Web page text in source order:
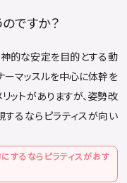
ですか？
的な安定を目的とする動
ーマッスルを中心に体幹を
ットがありますが、姿勢改
るならピラティスが向い
にするならピラティスがおす